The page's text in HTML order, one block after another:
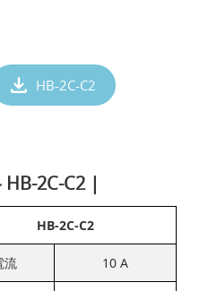
HB-2C-C2
2C-C2 |
HB-2C-C2
流 10 A